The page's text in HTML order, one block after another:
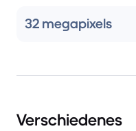
32 megapixels
Verschiedenes